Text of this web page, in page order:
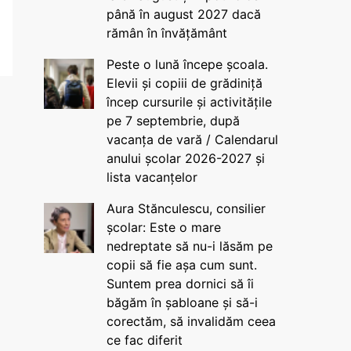
până în august 2027 dacă
rămân în învățământ
Peste o lună începe școala.
Elevii și copiii de grădiniță
încep cursurile și activitățile
pe 7 septembrie, după
vacanța de vară / Calendarul
anului școlar 2026-2027 și
lista vacanțelor
Aura Stănculescu, consilier
școlar: Este o mare
nedreptate să nu-i lăsăm pe
copii să fie așa cum sunt.
Suntem prea dornici să îi
băgăm în șabloane și să-i
corectăm, să invalidăm ceea
ce fac diferit